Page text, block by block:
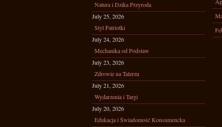
Natura i Dzika Przyroda
July 25, 2026
Styl Patriotki
July 24, 2026
Mechanika od Podstaw
July 23, 2026
Zdrowie na Talerzu
July 21, 2026
Wydarzenia i Targi
July 20, 2026
Edukacja i Świadomość Konsumencka